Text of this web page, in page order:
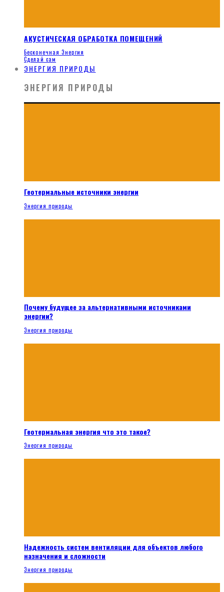
АКУСТИЧЕСКАЯ ОБРАБОТКА ПОМЕЩЕНИЙ
Бесконечная Энергия
Сделай сам
ЭНЕРГИЯ ПРИРОДЫ
ЭНЕРГИЯ ПРИРОДЫ
Геотермальные источники энергии
Энергия природы
Почему будущее за альтернативными источниками
энергии?
Энергия природы
Геотермальная энергия что это такое?
Энергия природы
Надежность систем вентиляции для объектов любого
назначения и сложности
Энергия природы